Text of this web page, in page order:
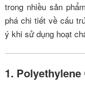
trong nhiều sản
phá chi tiết về cấu
ý khi sử dụng hoạt
1.